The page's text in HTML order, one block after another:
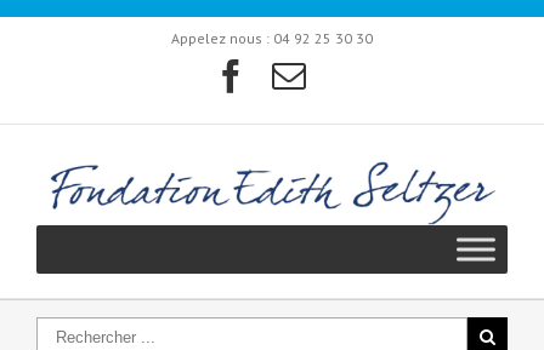
Appelez nous : 04 92 25 30 30